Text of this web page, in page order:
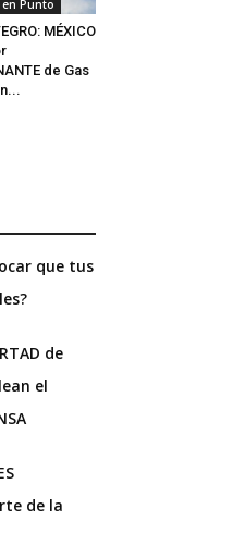
Punto
MÉXICO
de Gas
que tus
de
el
de la